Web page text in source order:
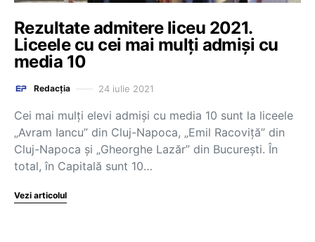
Rezultate admitere liceu 2021.
Liceele cu cei mai mulți admiși cu
media 10
Redacția 24 iulie 2021
Cei mai mulți elevi admiși cu media 10 sunt la liceele
„Avram Iancu” din Cluj-Napoca, „Emil Racoviță” din
Cluj-Napoca și „Gheorghe Lazăr” din București. În
total, în Capitală sunt 10…
Vezi articolul